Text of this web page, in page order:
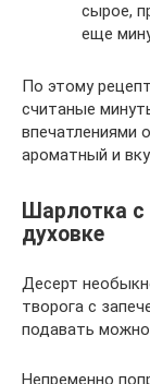
сырое,
еще
По этому
считаные
впечатлениями
ароматный и
Шарлотка с
духовке
Десерт
творога с
подавать
Непременно